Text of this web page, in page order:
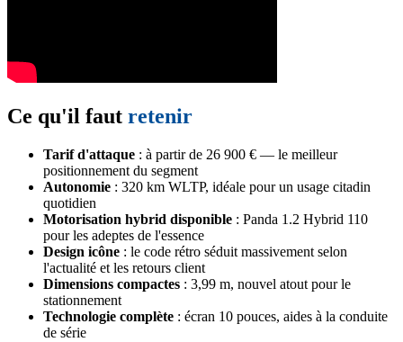
Ce qu'il faut retenir
Tarif d'attaque : à partir de 26 900 € — le meilleur
positionnement du segment
Autonomie : 320 km WLTP, idéale pour un usage citadin
quotidien
Motorisation hybrid disponible : Panda 1.2 Hybrid 110
pour les adeptes de l'essence
Design icône : le code rétro séduit massivement selon
l'actualité et les retours client
Dimensions compactes : 3,99 m, nouvel atout pour le
stationnement
Technologie complète : écran 10 pouces, aides à la conduite
de série